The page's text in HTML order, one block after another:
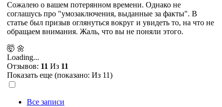
Сожалею о вашем потерянном времени. Однако не
соглашусь про "умозаключения, выданные за факты". В
статье был призыв оглянуться вокруг и увидеть то, на что не
обращаем внимания. Жаль, что вы не поняли этого.
🤯 🌼
Loading...
Отзывов: 11 Из 11
Показать еще (показано: Из 11)
Все записи